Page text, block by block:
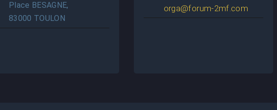
Place BESAGNE,
83000 TOULON
orga@forum-2mf.com